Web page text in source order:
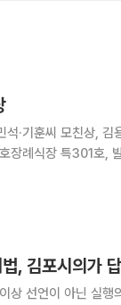
·기훈씨 모친상,
장례식장 특301
, 김포시의가
상 선언이 아닌 실행